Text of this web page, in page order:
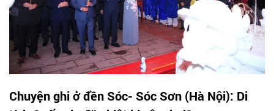
Chuyện ghi ở đền Sóc- Sóc Sơn (Hà Nội): Di